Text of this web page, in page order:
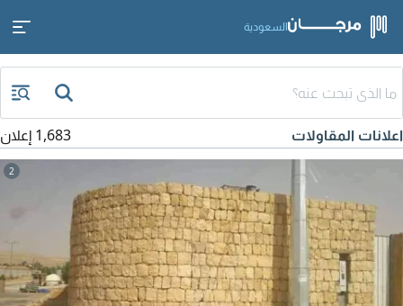
السعودية
اعلانات المقاولات 1,683 إعلان
2